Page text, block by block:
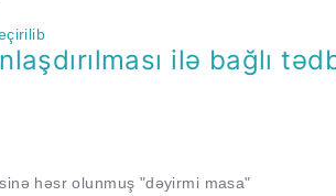
ilə bağlı
həsr olunmuş "dəyirmi masa"